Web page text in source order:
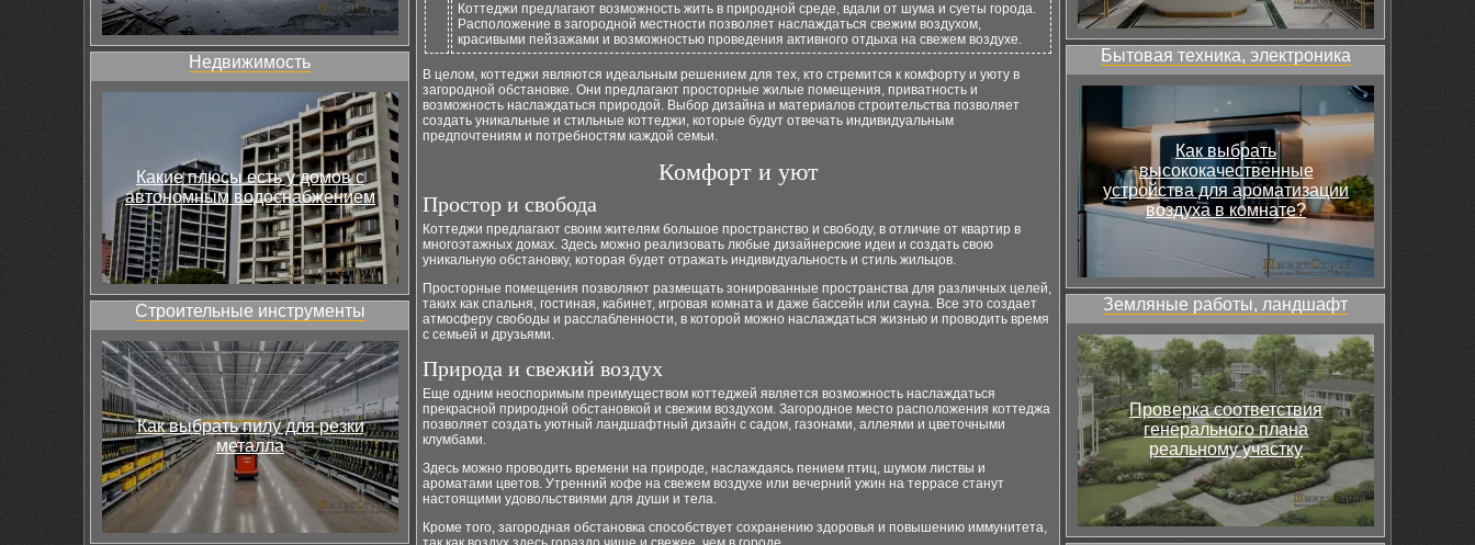
Недвижимость
Какие плюсы есть у домов с
автономным водоснабжением
Строительные инструменты
Как выбрать пилу для резки
металла
Коттеджи предлагают возможность жить в природной среде, вдали от шума и суеты города.
Расположение в загородной местности позволяет наслаждаться свежим воздухом,
красивыми пейзажами и возможностью проведения активного отдыха на свежем воздухе.
В целом, коттеджи являются идеальным решением для тех, кто стремится к комфорту и уюту в
загородной обстановке. Они предлагают просторные жилые помещения, приватность и
возможность наслаждаться природой. Выбор дизайна и материалов строительства позволяет
создать уникальные и стильные коттеджи, которые будут отвечать индивидуальным
предпочтениям и потребностям каждой семьи.
Комфорт и уют
Простор и свобода
Коттеджи предлагают своим жителям большое пространство и свободу, в отличие от квартир в
многоэтажных домах. Здесь можно реализовать любые дизайнерские идеи и создать свою
уникальную обстановку, которая будет отражать индивидуальность и стиль жильцов.
Просторные помещения позволяют размещать зонированные пространства для различных целей,
таких как спальня, гостиная, кабинет, игровая комната и даже бассейн или сауна. Все это создает
атмосферу свободы и расслабленности, в которой можно наслаждаться жизнью и проводить время
с семьей и друзьями.
Природа и свежий воздух
Еще одним неоспоримым преимуществом коттеджей является возможность наслаждаться
прекрасной природной обстановкой и свежим воздухом. Загородное место расположения коттеджа
позволяет создать уютный ландшафтный дизайн с садом, газонами, аллеями и цветочными
клумбами.
Здесь можно проводить времени на природе, наслаждаясь пением птиц, шумом листвы и
ароматами цветов. Утренний кофе на свежем воздухе или вечерний ужин на террасе станут
настоящими удовольствиями для души и тела.
Кроме того, загородная обстановка способствует сохранению здоровья и повышению иммунитета,
Бытовая техника, электроника
Как выбрать
высококачественные
устройства для ароматизации
воздуха в комнате?
Земляные работы, ландшафт
Проверка соответствия
генерального плана
реальному участку